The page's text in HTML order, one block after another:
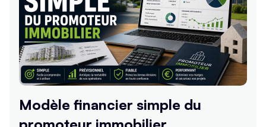
Modèle financier simple du